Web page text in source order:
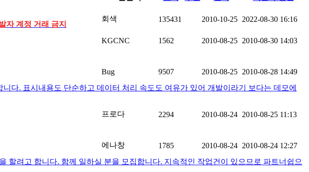
자 계정 거래 금지
회색 135431 2010-10-25 2022-08-30 16:16
KGCNC 1562 2010-08-25 2010-08-30 14:03
Bug 9507 2010-08-25 2010-08-28 14:49
다. 표시내용도 단순하고 데이터 처리 속도도 여유가 있어 개발이라기 보다는 데모에
프로다 2294 2010-08-24 2010-08-25 11:13
에나창 1785 2010-08-24 2010-08-24 12:27
할려고 합니다. 함께 일하실 분을 모집합니다. 지속적인 작업건이 있으므로 파트너쉽으